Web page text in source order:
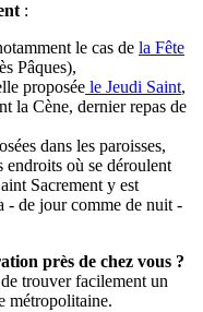
:
le cas de la Fête
Pâques),
proposée le Jeudi Saint,
la Cène, dernier repas de
dans les paroisses,
endroits où se déroulent
Sacrement y est
- de jour comme de nuit -
près de chez vous ?
trouver facilement un
métropolitaine.